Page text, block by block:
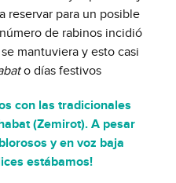
reservar para un posible
de rabinos incidió
mantuviera y esto casi
o días festivos
con las tradicionales
(Zemirot). A pesar
y en voz baja
estábamos!